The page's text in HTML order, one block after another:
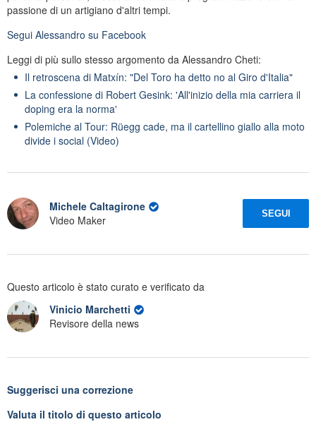
passione di un artigiano d'altri tempi.
Segui Alessandro su Facebook
Leggi di più sullo stesso argomento da Alessandro Cheti:
Il retroscena di Matxín: "Del Toro ha detto no al Giro d'Italia"
La confessione di Robert Gesink: 'All'inizio della mia carriera il
doping era la norma'
Polemiche al Tour: Rüegg cade, ma il cartellino giallo alla moto
divide i social (Video)
Michele Caltagirone
Video Maker
SEGUI
Questo articolo è stato curato e verificato da
Vinicio Marchetti
Revisore della news
Suggerisci una correzione
Valuta il titolo di questo articolo